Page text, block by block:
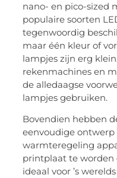
nano- en pico-sized
populaire soorten
tegenwoordig
maar één kleur of
lampjes zijn erg
rekenmachines en
de alledaagse
lampjes gebruiken.
Bovendien hebben
eenvoudige
warmteregeling
printplaat te worden
ideaal voor ’s